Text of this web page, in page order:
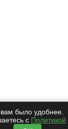
было удобнее.
с Политикой